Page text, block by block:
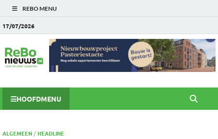
REBO MENU
17/07/2026
HOOFDMENU
ALGEMEEN/ HEADLINE